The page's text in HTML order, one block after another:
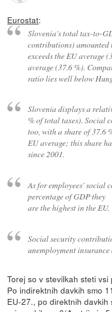
Eurostat:
Slovenia's total tax-to-
contributions) amounted
exceeds the EU average
average (37.6 %).
ratio lies well below
Slovenia displays a
% of total taxes). Social
too, with a share of 37.6
EU average; this share
since 2001.
As for employees' social
percentage of GDP they
are the highest in the EU.
Social security
unemployment
Torej so v stevilkah steti vsi
Po indirektnih davkih smo
EU-27., po direktnih